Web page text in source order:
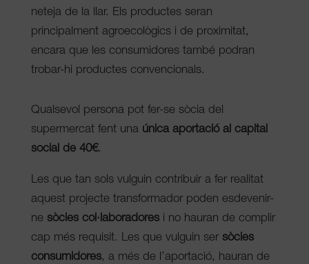
neteja de la llar. Els productes seran
principalment agroecològics i de proximitat,
encara que les consumidores també podran
trobar-hi productes convencionals.
Qualsevol persona pot fer-se sòcia del
supermercat fent una única aportació al capital
social de 40€.
Les que tan sols vulguin contribuir a fer realitat
aquest projecte transformador poden esdevenir-
ne sòcies col·laboradoresi no hauran de complir
cap més requisit. Les que vulguin ser sòcies
consumidores, a més de l’aportació, hauran de